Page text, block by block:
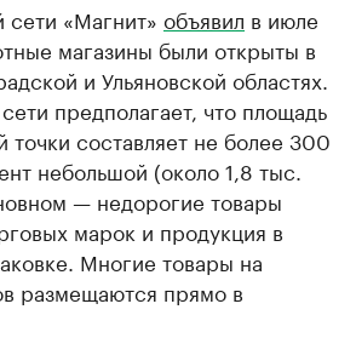
сети «Магнит» объявил в июле
магазины были открыты в
и Ульяновской областях.
предполагает, что площадь
точки составляет не более 300
небольшой (около 1,8 тыс.
— недорогие товары
марок и продукция в
Многие товары на
размещаются прямо в